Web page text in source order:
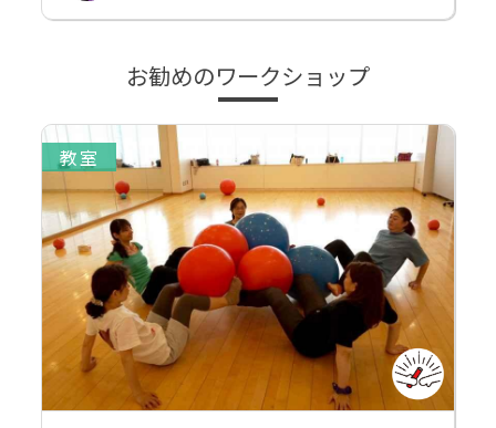
お勧めのワークショップ
教室